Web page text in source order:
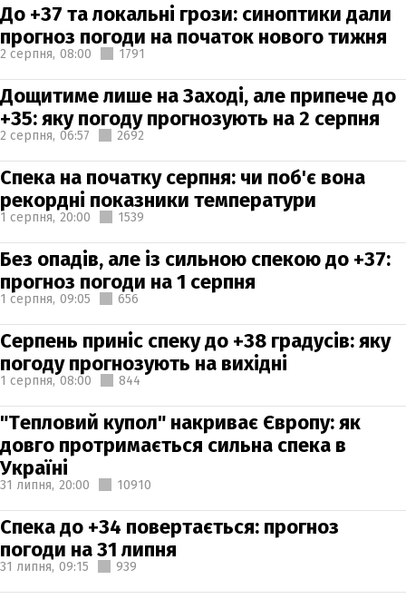
До +37 та локальні грози: синоптики дали
прогноз погоди на початок нового тижня
2 серпня, 08:00 1791
Дощитиме лише на Заході, але припече до
+35: яку погоду прогнозують на 2 серпня
2 серпня, 06:57 2692
Спека на початку серпня: чи поб'є вона
рекордні показники температури
1 серпня, 20:00 1539
Без опадів, але із сильною спекою до +37:
прогноз погоди на 1 серпня
1 серпня, 09:05 656
Серпень приніс спеку до +38 градусів: яку
погоду прогнозують на вихідні
1 серпня, 08:00 844
"Тепловий купол" накриває Європу: як
довго протримається сильна спека в
Україні
31 липня, 20:00 10910
Спека до +34 повертається: прогноз
погоди на 31 липня
31 липня, 09:15 939